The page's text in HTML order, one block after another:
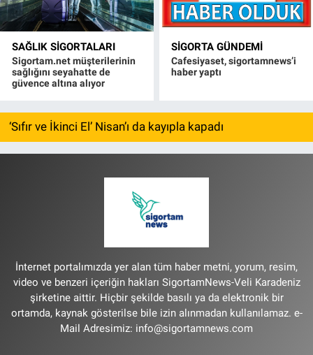
SAĞLIK SIGORTALARI
Sigortam.net müşterilerinin
sağlığını seyahatte de
güvence altına alıyor
SIGORTA GÜNDEMI
Cafesiyaset, sigortamnews’i
haber yaptı
‘Sıfır ve İkinci El’ Nisan’ı da kayıpla kapadı
İnternet portalımızda yer alan tüm haber metni, yorum, resim,
video ve benzeri içeriğin hakları SigortamNews-Veli Karadeniz
şirketine aittir. Hiçbir şekilde basılı ya da elektronik bir
ortamda, kaynak gösterilse bile izin alınmadan kullanılamaz. e-
Mail Adresimiz: info@sigortamnews.com